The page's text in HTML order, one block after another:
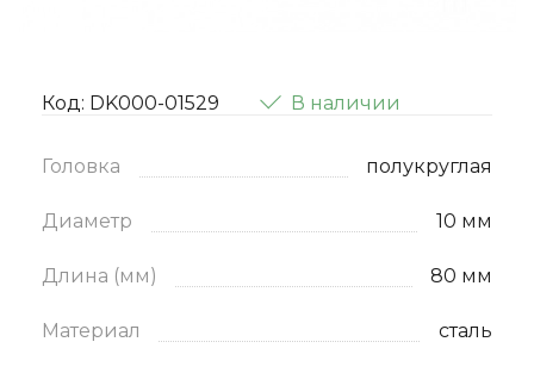
Код: DK000-01529 В наличии
Головка полукруглая
Диаметр 10 мм
Длина (мм) 80 мм
Материал сталь